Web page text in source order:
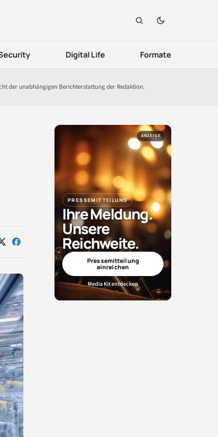
Digital Life Formate
der unabhängigen Berichterstattung der Redaktion.
Auf Auf
ANZEIGE
PRESSEMITTEILUNG
Ihre Meldung.
Unsere
Reichweite.
Pressemitteilung
einreichen
Media Kit entdecken